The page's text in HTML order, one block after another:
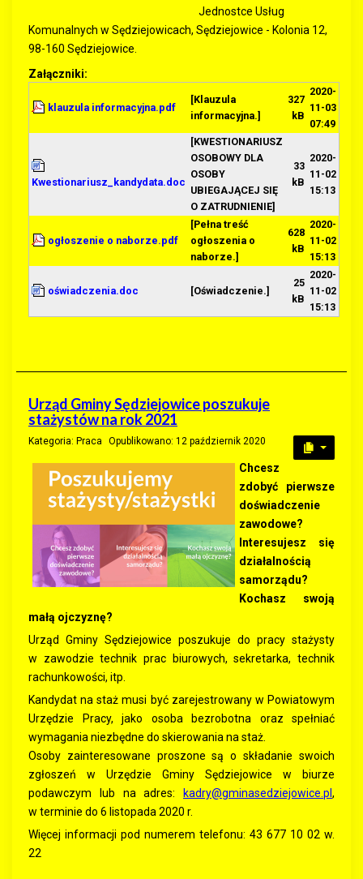
Jednostce Usług
Komunalnych w Sędziejowicach, Sędziejowice - Kolonia 12,
98-160 Sędziejowice.
Załączniki:
klauzula informacyjna.pdf
[Klauzula
informacyjna.]
327
kB
2020-
11-03
07:49
Kwestionariusz_kandydata.doc
[KWESTIONARIUSZ
OSOBOWY DLA
OSOBY
UBIEGAJĄCEJ SIĘ
O ZATRUDNIENIE]
33
kB
2020-
11-02
15:13
ogłoszenie o naborze.pdf
[Pełna treść
ogłoszenia o
naborze.]
628
kB
2020-
11-02
15:13
oświadczenia.doc [Oświadczenie.]
25
kB
2020-
11-02
15:13
Urząd Gminy Sędziejowice poszukuje
stażystów na rok 2021
Kategoria: Praca Opublikowano: 12 październik 2020
Chcesz
zdobyć pierwsze
doświadczenie
zawodowe?
Interesujesz się
działalnością
samorządu?
Kochasz swoją
małą ojczyznę?
Urząd Gminy Sędziejowice poszukuje do pracy stażysty
w zawodzie technik prac biurowych, sekretarka, technik
rachunkowości, itp.
Kandydat na staż musi być zarejestrowany w Powiatowym
Urzędzie Pracy, jako osoba bezrobotna oraz spełniać
wymagania niezbędne do skierowania na staż.
Osoby zainteresowane proszone są o składanie swoich
zgłoszeń w Urzędzie Gminy Sędziejowice w biurze
podawczym lub na adres:
kadry@gminasedziejowice.pl ,
w terminie do 6 listopada 2020 r.
Więcej informacji pod numerem telefonu: 43 677 10 02 w.
22